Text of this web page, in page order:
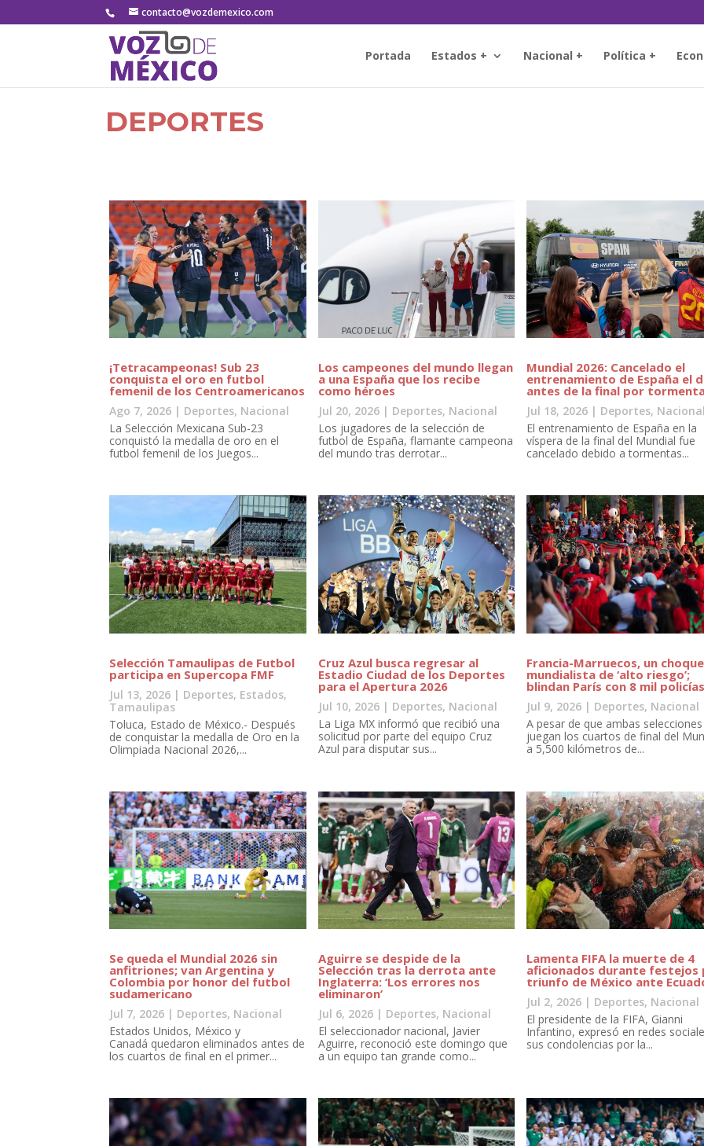
contacto@vozdemexico.com
Portada Estados + Nacional + Política +
DEPORTES
¡Tetracampeonas! Sub 23
conquista el oro en futbol
femenil de los Centroamericanos
Ago 7, 2026 | Deportes, Nacional
La Selección Mexicana Sub-23
conquistó la medalla de oro en el
futbol femenil de los Juegos...
Los campeones del mundo llegan
a una España que los recibe
como héroes
Jul 20, 2026| Deportes, Nacional
Los jugadores de la selección de
futbol de España, flamante campeona
del mundo tras derrotar...
Mundial 2026: Cancelado el
entrenamiento de España el
antes de la final por
Jul 18, 2026 | Deportes,
El entrenamiento de España en la
víspera de la final del Mundial fue
cancelado debido a tormentas...
Selección Tamaulipas de Futbol
participa en Supercopa FMF
Jul 13, 2026 | Deportes, Estados,
Tamaulipas
Toluca, Estado de México.- Después
de conquistar la medalla de Oro en la
Olimpiada Nacional 2026,...
Cruz Azul busca regresar al
Estadio Ciudad de los Deportes
para el Apertura 2026
Jul 10, 2026| Deportes, Nacional
La Liga MX informó que recibió una
solicitud por parte del equipo Cruz
Azul para disputar sus...
Francia-Marruecos, un choque
mundialista de ‘alto riesgo’;
blindan París con 8 mil
Jul 9, 2026 | Deportes, Nacional
A pesar de que ambas selecciones
juegan los cuartos de final del
a 5,500 kilómetros de...
Se queda el Mundial 2026 sin
anfitriones; van Argentina y
Colombia por honor del futbol
sudamericano
Jul 7, 2026 | Deportes, Nacional
Estados Unidos, México y
Canadá quedaron eliminados antes de
los cuartos de final en el primer...
Aguirre se despide de la
Selección tras la derrota ante
Inglaterra: ‘Los errores nos
eliminaron’
Jul 6, 2026| Deportes, Nacional
El seleccionador nacional, Javier
Aguirre, reconoció este domingo que
a un equipo tan grande como...
Lamenta FIFA la muerte de 4
aficionados durante festejos
triunfo de México ante
Jul 2, 2026 | Deportes, Nacional
El presidente de la FIFA, Gianni
Infantino, expresó en redes
sus condolencias por la...